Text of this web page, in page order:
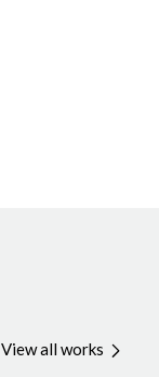
View all works